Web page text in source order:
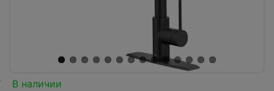
В наличии